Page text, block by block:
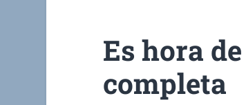
Es hora
completa